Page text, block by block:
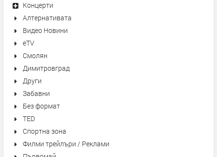
Концерти
Алтернативата
Видео Новини
eTV
Смолян
Димитровград
Други
Забавни
Без формат
TED
Спортна зона
Филми трейлъри / Реклами